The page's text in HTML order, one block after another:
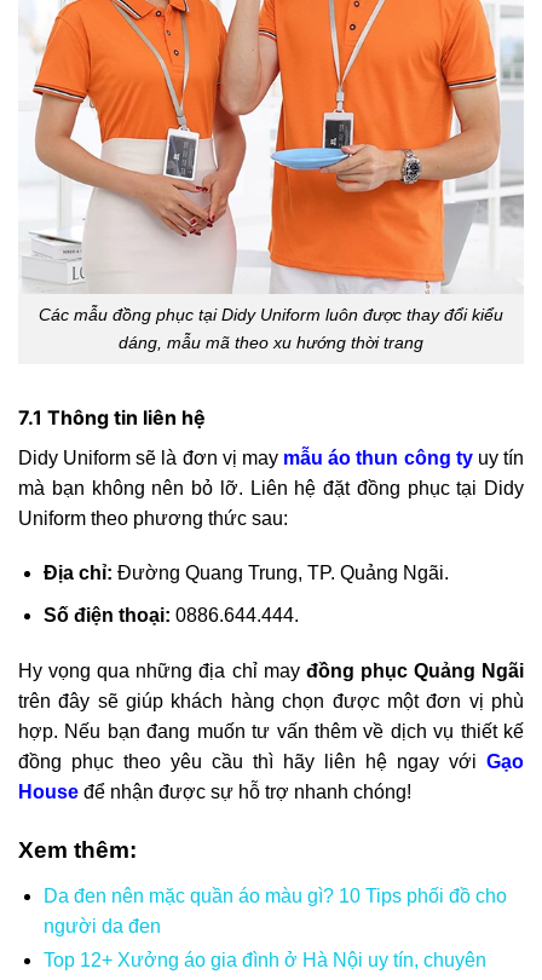
Các mẫu đồng phục tại Didy Uniform luôn được thay đổi kiểu
dáng, mẫu mã theo xu hướng thời trang
7.1 Thông tin liên hệ
Didy Uniform sẽ là đơn vị may mẫu áo thun công tyuy tín
mà bạn không nên bỏ lỡ. Liên hệ đặt đồng phục tại Didy
Uniform theo phương thức sau:
Địa chỉ: Đường Quang Trung, TP. Quảng Ngãi.
Số điện thoại: 0886.644.444.
Hy vọng qua những địa chỉ may đồng phục Quảng Ngãi
trên đây sẽ giúp khách hàng chọn được một đơn vị phù
hợp. Nếu bạn đang muốn tư vấn thêm về dịch vụ thiết kế
đồng phục theo yêu cầu thì hãy liên hệ ngay với Gạo
House để nhận được sự hỗ trợ nhanh chóng!
Xem thêm:
Da đen nên mặc quần áo màu gì? 10 Tips phối đồ cho
người da đen
Top 12+ Xưởng áo gia đình ở Hà Nội uy tín, chuyên